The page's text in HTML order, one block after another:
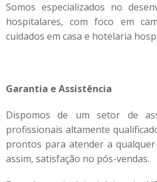
Somos especializados no
hospitalares, com foco em
cuidados em casa e hotelaria
Garantia e Assistência
Dispomos de um setor de
profissionais altamente
prontos para atender a
assim, satisfação no pós-vendas.